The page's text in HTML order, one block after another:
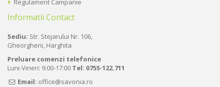
Regulament Campanie
Informatii Contact
Sediu: Str. Stejarului Nr. 106,
Gheorgheni, Harghita
Preluare comenzi telefonice
Luni-Vineri: 9:00-17:00 Tel: 0755-122.711
Email: office@savonia.ro